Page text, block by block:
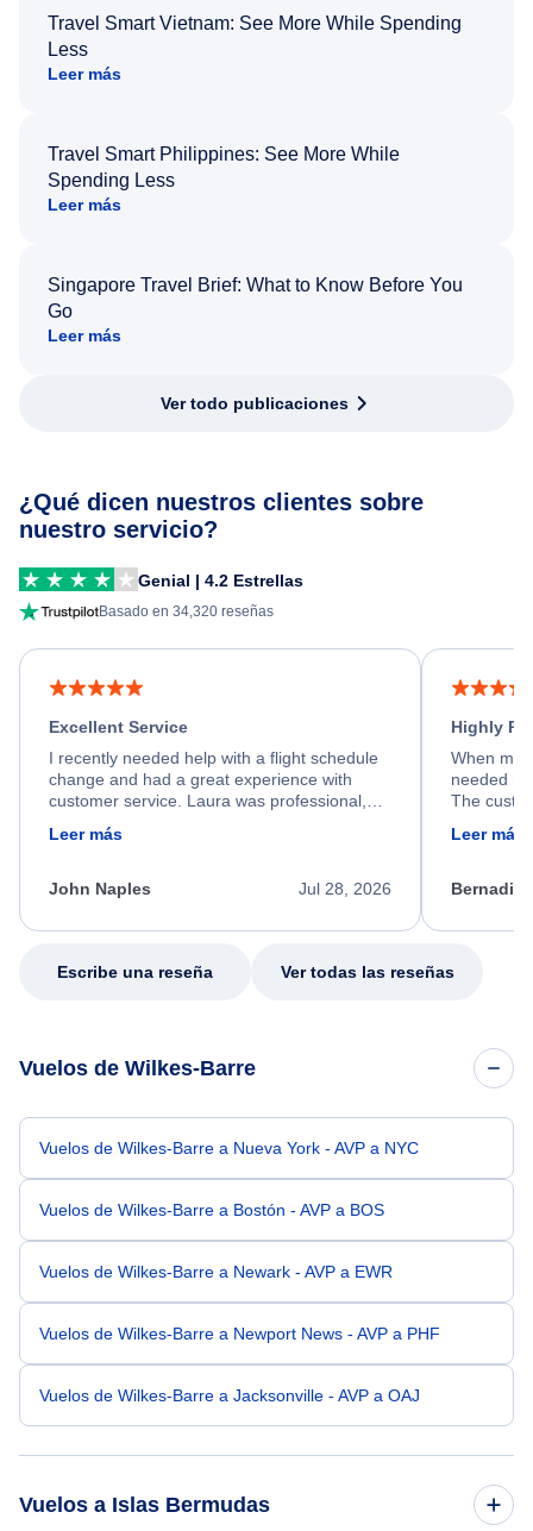
Travel Smart Vietnam: See More While Spending
Less
Leer más
Travel Smart Philippines: See More While
Spending Less
Leer más
Singapore Travel Brief: What to Know Before You
Go
Leer más
Ver todo publicaciones
¿Qué dicen nuestros clientes sobre
nuestro servicio?
Genial | 4.2 Estrellas
Basado en 34,320 reseñas
Excellent Service
I recently needed help with a flight schedule
change and had a great experience with
customer service. Laura was professional,
friendly, and very helpful throughout the
process. She quickly found a solution and
appreciate her excellent service.
Leer más
Jul 28, 2026
John Naples
Highly
When my
needed
The
calm,
my issue.
Leer más
Escribe una reseña Ver todas las reseñas
Vuelos de Wilkes-Barre
Vuelos de Wilkes-Barre a Nueva York - AVP a NYC
Vuelos de Wilkes-Barre a Bostón - AVP a BOS
Vuelos de Wilkes-Barre a Newark - AVP a EWR
Vuelos de Wilkes-Barre a Newport News - AVP a PHF
Vuelos de Wilkes-Barre a Jacksonville - AVP a OAJ
Vuelos a Islas Bermudas